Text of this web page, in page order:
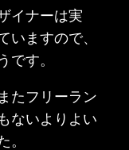
イナーは実
いますので、
です。
たフリーラン
ないよりよい
。